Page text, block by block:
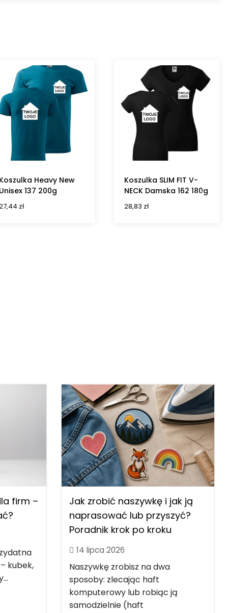
Koszulka Heavy New
Unisex 137 200g
zł
Koszulka SLIM FIT V-
NECK Damska 162 180g
28,83 zł
firm –
kubek,
Jak zrobić naszywkę i jak ją
naprasować lub przyszyć?
Poradnik krok po kroku
14 lipca 2026
Naszywkę zrobisz na dwa
sposoby: zlecając haft
komputerowy lub robiąc ją
samodzielnie (haft